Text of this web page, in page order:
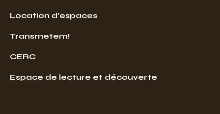
Location d’espaces
Transmetem!
CERC
Espace de lecture et découverte